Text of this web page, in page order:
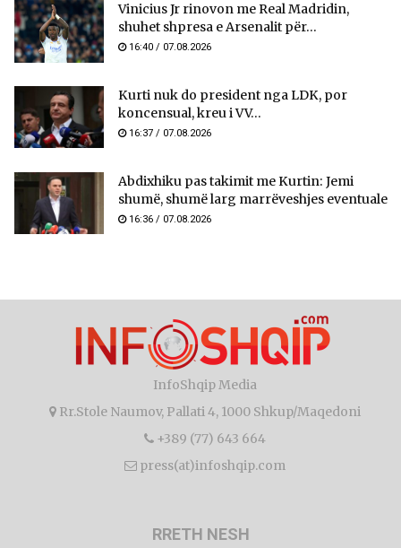
Vinicius Jr rinovon me Real Madridin,
shuhet shpresa e Arsenalit për...
16:40 / 07.08.2026
Kurti nuk do president nga LDK, por
koncensual, kreu i VV...
16:37 / 07.08.2026
Abdixhiku pas takimit me Kurtin: Jemi
shumë, shumë larg marrëveshjes eventuale
16:36 / 07.08.2026
InfoShqip Media
Rr.Stole Naumov, Pallati 4, 1000 Shkup/Maqedoni
+389 (77) 643 664
press(at)infoshqip.com
RRETH NESH